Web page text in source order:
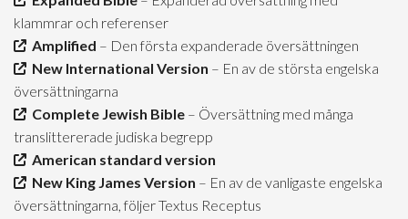
klammrar och referenser
Amplified – Den första expanderade översättningen
New International Version – En av de största engelska
översättningarna
Complete Jewish Bible – Översättning med många
translittererade judiska begrepp
American standard version
New King James Version – En av de vanligaste engelska
översättningarna, följer Textus Receptus